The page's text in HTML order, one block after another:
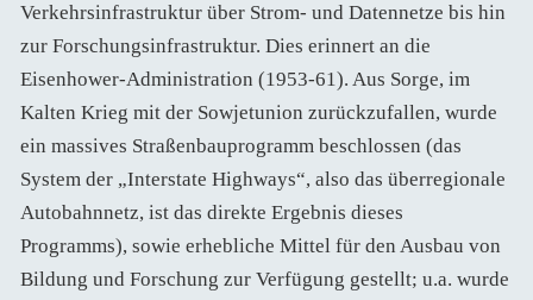
Verkehrsinfrastruktur über Strom- und Datennetze bis hin
zur Forschungsinfrastruktur. Dies erinnert an die
Eisenhower-Administration (1953-61). Aus Sorge, im
Kalten Krieg mit der Sowjetunion zurückzufallen, wurde
ein massives Straßenbauprogramm beschlossen (das
System der „Interstate Highways“, also das überregionale
Autobahnnetz, ist das direkte Ergebnis dieses
Programms), sowie erhebliche Mittel für den Ausbau von
Bildung und Forschung zur Verfügung gestellt; u.a. wurde